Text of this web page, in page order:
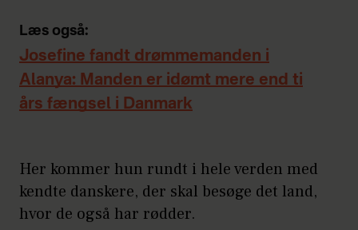
Læs også:
Josefine fandt drømmemanden i
Alanya: Manden er idømt mere end ti
års fængsel i Danmark
Her kommer hun rundt i hele verden med
kendte danskere, der skal besøge det land,
hvor de også har rødder.